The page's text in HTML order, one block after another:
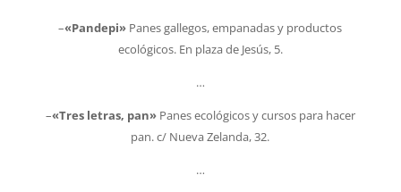
–«Pandepi» Panes gallegos, empanadas y productos
ecológicos. En plaza de Jesús, 5.
…
–«Tres letras, pan»Panes ecológicos y cursos para hacer
pan. c/ Nueva Zelanda, 32.
…